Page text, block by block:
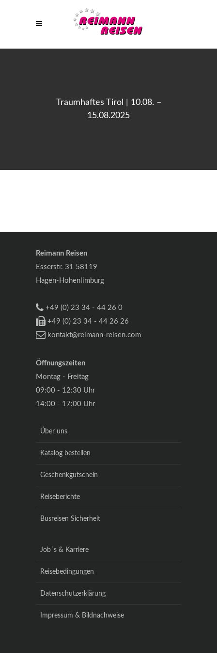
Traumhaftes Tirol | 10.08. –
15.08.2025
Reimann Reisen
Esserstr. 31 58119
Hagen-Hohenlimburg
+49 (0) 23 34 - 44 26 0
+49 (0) 23 34 - 44 26 26
kontakt@reimann-reisen.com
Öffnungszeiten
Montag - Freitag
09:00 - 12:30 Uhr
14:00 - 17:00 Uhr
Über uns
Katalog bestellen
Geschenkgutschein
Reiseberichte
Busreisen Sicherheit
Job´s & Karriere
Reisebedingungen
Datenschutzerklärung
Impressum & Bildnachweise